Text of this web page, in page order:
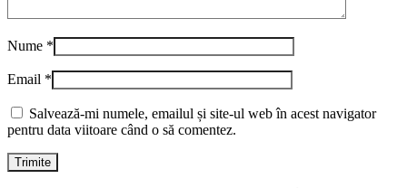
Nume *
Email *
Salvează-mi numele, emailul și site-ul web în acest navigator
pentru data viitoare când o să comentez.